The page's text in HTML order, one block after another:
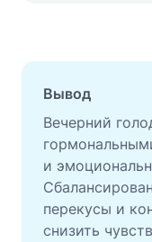
Вывод
Вечерний
и
перекусы и
снизить